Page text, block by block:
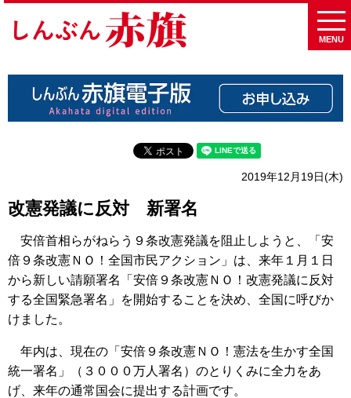
MENU
2019年12月19日(木)
改憲発議に反対 新署名
安倍首相らがねらう９条改憲発議を阻止しようと、「安
倍９条改憲ＮＯ！全国市民アクション」は、来年１月１日
から新しい請願署名「安倍９条改憲ＮＯ！改憲発議に反対
する全国緊急署名」を開始することを決め、全国に呼びか
けました。
年内は、現在の「安倍９条改憲ＮＯ！憲法を生かす全国
統一署名」（３０００万人署名）のとりくみに全力をあ
げ、来年の通常国会に提出する計画です。